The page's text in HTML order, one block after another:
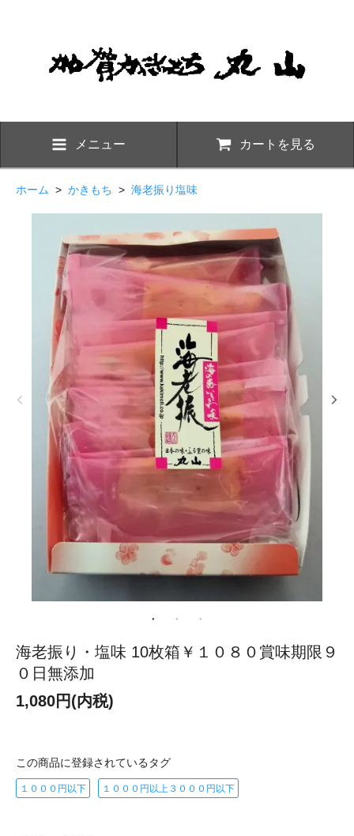
メニュー カートを見る
ホーム > かきもち > 海老振り塩味
海老振り・塩味 10枚箱￥１０８０賞味期限９
０日無添加
1,080円(内税)
この商品に登録されているタグ
１０００円以下 １０００円以上３０００円以下